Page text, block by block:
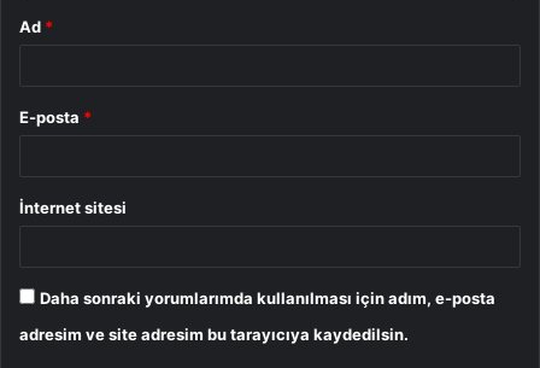
Ad *
E-posta *
İnternet sitesi
Daha sonraki yorumlarımda kullanılması için adım, e-posta
adresim ve site adresim bu tarayıcıya kaydedilsin.